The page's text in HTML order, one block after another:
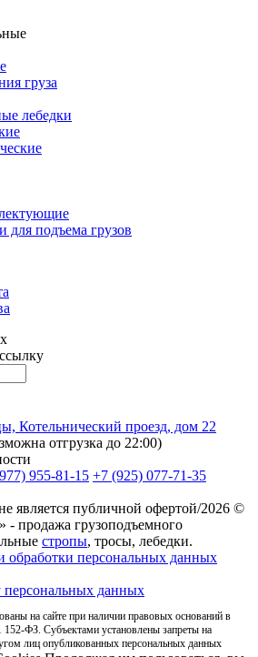
груза
лебедки
для подъема грузов
Котельнический проезд, дом 22
отгрузка до 22:00)
955-81-15 +7 (925) 077-71-35
является публичной офертой/2026 ©
продажа грузоподъемного
стропы, тросы, лебедки.
персональных данных
персональных данных
на сайте при наличии правовых оснований в
152-ФЗ. Субъектами установлены запреты на
лиц опубликованных персональных данных